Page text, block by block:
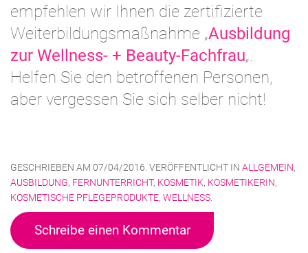
empfehlen wir Ihnen die zertifizierte
Weiterbildungsmaßnahme „Ausbildung
zur Wellness- + Beauty-Fachfrau„.
Helfen Sie den betroffenen Personen,
aber vergessen Sie sich selber nicht!
GESCHRIEBEN AM 07/04/2016 . VERÖFFENTLICHT IN ALLGEMEIN,
AUSBILDUNG, FERNUNTERRICHT, KOSMETIK, KOSMETIKERIN,
KOSMETISCHE PFLEGEPRODUKTE, WELLNESS
Schreibe einen Kommentar